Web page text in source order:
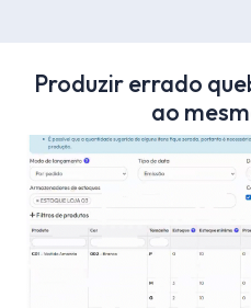
Produzir errado
ao